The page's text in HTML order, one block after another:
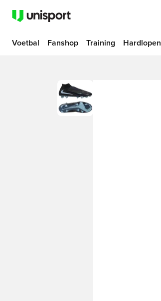
Voetbal Fanshop Training Hardlopen